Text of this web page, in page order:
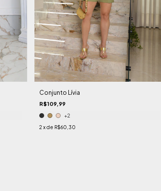
Conjunto Lívia
R$109,99
+2
2 x de R$60,30